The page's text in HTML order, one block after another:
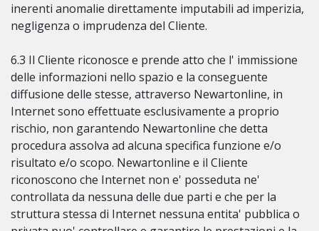
inerenti anomalie direttamente imputabili ad imperizia,
negligenza o imprudenza del Cliente.
6.3 Il Cliente riconosce e prende atto che l' immissione
delle informazioni nello spazio e la conseguente
diffusione delle stesse, attraverso Newartonline, in
Internet sono effettuate esclusivamente a proprio
rischio, non garantendo Newartonline che detta
procedura assolva ad alcuna specifica funzione e/o
risultato e/o scopo. Newartonline e il Cliente
riconoscono che Internet non e' posseduta ne'
controllata da nessuna delle due parti e che per la
struttura stessa di Internet nessuna entita' pubblica o